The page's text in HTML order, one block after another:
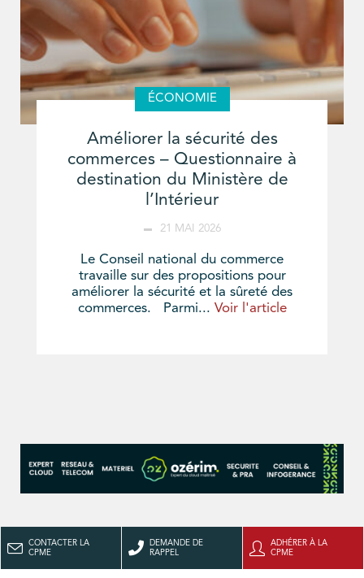
ÉCONOMIE
Améliorer la sécurité des
commerces – Questionnaire à
destination du Ministère de
l’Intérieur
21 MAI 2026
Le Conseil national du commerce
travaille sur des propositions pour
améliorer la sécurité et la sûreté des
commerces. Parmi... Voir l'article
CONTACTER LA
CPME
DEMANDE DE
RAPPEL
ADHÉRER À LA
CPME